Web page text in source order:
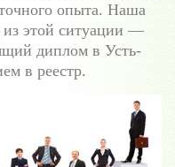
опыта. Наша
из этой ситуации —
диплом в Усть-
в реестр.